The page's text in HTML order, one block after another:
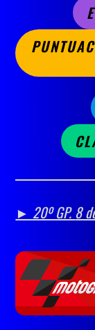
► 20º GP. 8